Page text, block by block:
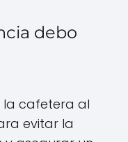
debo
la cafetera al
evitar la